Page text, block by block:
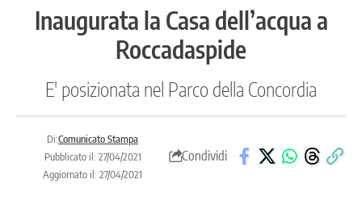
Inaugurata la Casa dell’acqua a
Roccadaspide
E' posizionata nel Parco della Concordia
Di:Comunicato Stampa
Pubblicato il: 27/04/2021
Aggiornato il: 27/04/2021
Condividi